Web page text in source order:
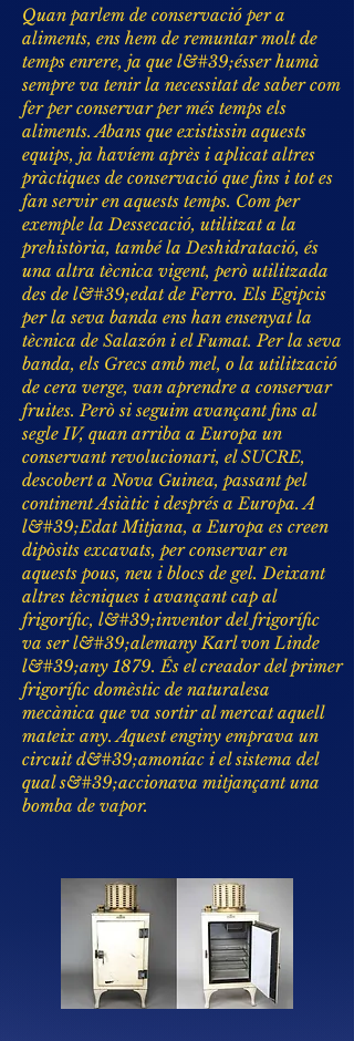
Quan parlem de conservació per a
aliments, ens hem de remuntar molt de
temps enrere, ja que l&#39;ésser humà
sempre va tenir la necessitat de saber com
fer per conservar per més temps els
aliments. Abans que existissin aquests
equips, ja havíem après i aplicat altres
pràctiques de conservació que fins i tot es
fan servir en aquests temps. Com per
exemple la Dessecació, utilitzat a la
prehistòria, també la Deshidratació, és
una altra tècnica vigent, però utilitzada
des de l&#39;edat de Ferro. Els Egipcis
per la seva banda ens han ensenyat la
tècnica de Salazón i el Fumat. Per la seva
banda, els Grecs amb mel, o la utilització
de cera verge, van aprendre a conservar
fruites. Però si seguim avançant fins al
segle IV, quan arriba a Europa un
conservant revolucionari, el SUCRE,
descobert a Nova Guinea, passant pel
continent Asiàtic i després a Europa. A
l&#39;Edat Mitjana, a Europa es creen
dipòsits excavats, per conservar en
aquests pous, neu i blocs de gel. Deixant
altres tècniques i avançant cap al
frigorífic, l&#39;inventor del frigorífic
va ser l&#39;alemany Karl von Linde
l&#39;any 1879. És el creador del primer
frigorífic domèstic de naturalesa
mecànica que va sortir al mercat aquell
mateix any. Aquest enginy emprava un
circuit d&#39;amoníac i el sistema del
qual s&#39;accionava mitjançant una
bomba de vapor.